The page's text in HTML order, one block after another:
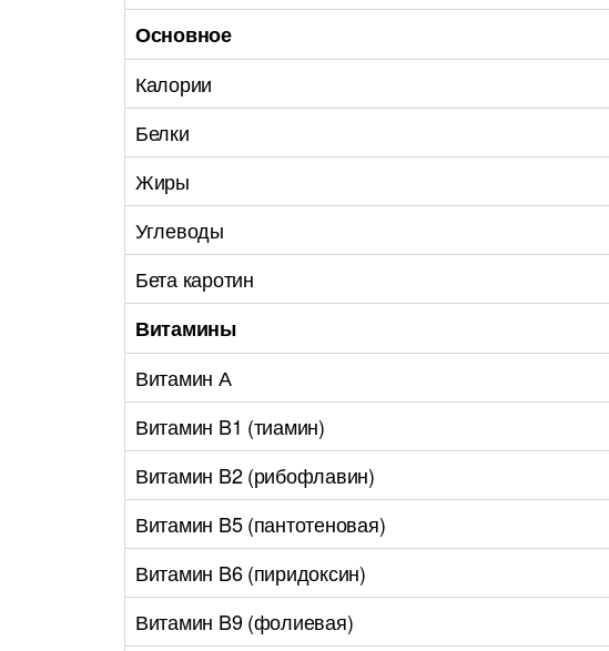
Основное
Калории
Белки
Жиры
Углеводы
Бета каротин
Витамины
Витамин А
Витамин B1 (тиамин)
Витамин B2 (рибофлавин)
Витамин B5 (пантотеновая)
Витамин B6 (пиридоксин)
Витамин B9 (фолиевая)